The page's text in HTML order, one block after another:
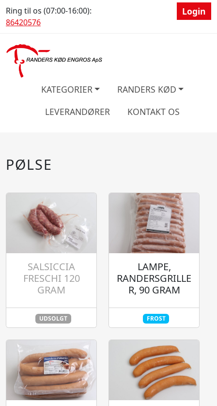
Ring til os (07:00-16:00):
86420576
Login
KATEGORIER
RANDERS KØD
LEVERANDØRER
KONTAKT OS
PØLSE
SALSICCIA
FRESCHI 120
GRAM
UDSOLGT
LAMPE,
RANDERSGRILLE
R, 90 GRAM
FROST